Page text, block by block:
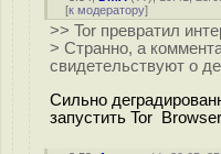
[к модератору]
>> Tor превратил
> Странно, а
свидетельствуют о
Сильно
запустить Tor